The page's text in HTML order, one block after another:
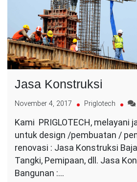
Jasa Konstruksi
November 4, 2017 Priglotech
Kami PRIGLOTECH, melayani
untuk design /pembuatan /
renovasi : Jasa Konstruksi
Tangki, Pemipaan, dll. Jasa
Bangunan :…